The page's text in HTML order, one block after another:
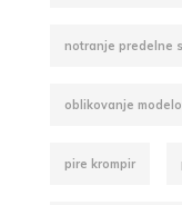
notranje predelne
oblikovanje
pire krompir